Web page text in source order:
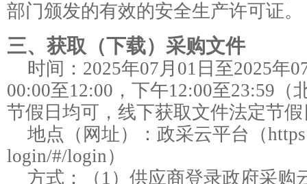
部门颁发的有效的安全生产许可证。
三、获取（下载）采购文件
时间： 2025年07月01日 至2025年
00:00至12:00 ，下午12:00至23:59 （
节假日均可，线下获取文件法定节
地点（网址）： 政采云平台（
login/#/login）
方式：
（1）供应商登录政府采购